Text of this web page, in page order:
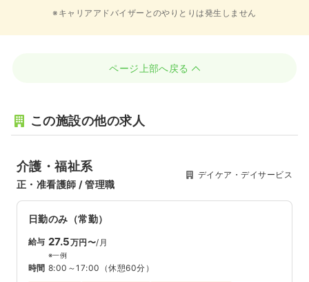
※キャリアアドバイザーとのやりとりは発生しません
ページ上部へ戻る
この施設の他の求人
介護・福祉系
正・准看護師 / 管理職
デイケア・デイサービス
日勤のみ（常勤）
給与 27.5万円〜/月
※一例
時間 8:00～17:00 （休憩60分）